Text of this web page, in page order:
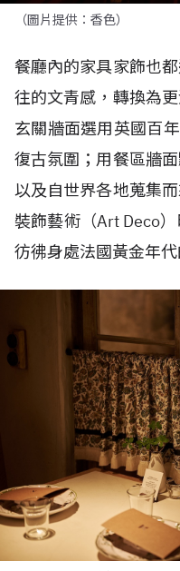
（圖片提供：香色）
餐廳內的家具家飾也
往的文青感，轉換為
玄關牆面選用英國百
復古氛圍；用餐區牆
以及自世界各地蒐集
裝飾藝術（Art Deco
彷彿身處法國黃金年代